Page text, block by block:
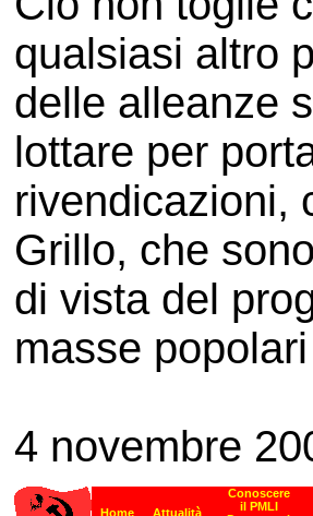
qualsiasi altro
delle alleanze
lottare per
rivendicazioni,
Grillo, che
di vista del
masse
4 novembre